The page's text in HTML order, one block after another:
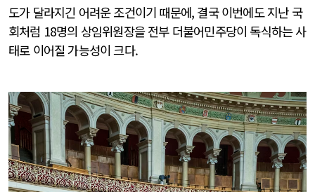
도가 달라지긴 어려운 조건이기 때문에, 결국 이번에도 지난 국
회처럼 18명의 상임위원장을 전부 더불어민주당이 독식하는 사
태로 이어질 가능성이 크다.